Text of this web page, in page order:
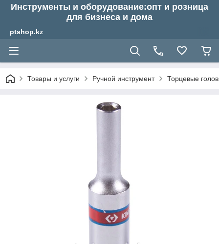
Инструменты и оборудование:опт и розница
для бизнеса и дома
ptshop.kz
Товары и услуги Ручной инструмент Торцевые